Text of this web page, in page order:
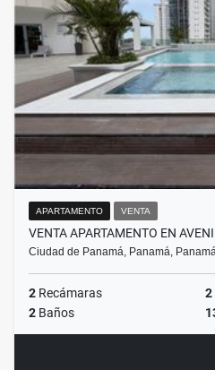
APARTAMENTO VENTA
VENTA APARTAMENTO EN
Ciudad de Panamá, Panamá,
2 Recámaras 2
2 Baños